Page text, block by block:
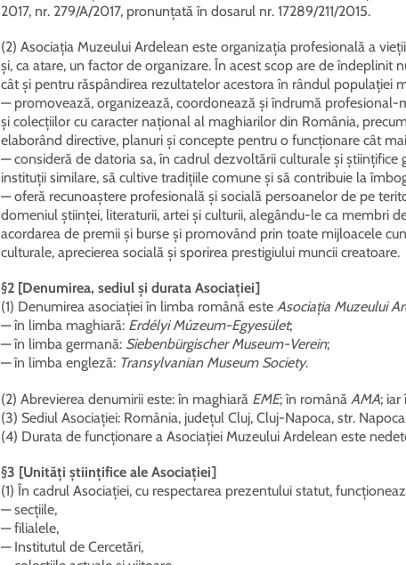
2017, nr. 279/A/2017, pronunțată în dosarul nr. 17289/211/2015.
(2) Asociația Muzeului Ardelean este organizația profesională a
și, ca atare, un factor de organizare. În acest scop are de îndeplinit
cât și pentru răspândirea rezultatelor acestora în rândul populației
— promovează, organizează, coordonează și îndrumă
și colecțiilor cu caracter național al maghiarilor din România,
elaborând directive, planuri și concepte pentru o funcționare cât
— consideră de datoria sa, în cadrul dezvoltării culturale și științifice
instituții similare, să cultive tradițiile comune și să contribuie la
— oferă recunoaștere profesională și socială persoanelor de pe
domeniul științei, literaturii, artei și culturii, alegându-le ca membri
acordarea de premii și burse și promovând prin toate mijloacele
culturale, aprecierea socială și sporirea prestigiului muncii creatoare.
§2 [Denumirea, sediul și durata Asociației]
(1) Denumirea asociației în limba română este Asociația Muzeului
— în limba maghiară: Erdélyi Múzeum-Egyesület;
— în limba germană: Siebenbürgischer Museum-Verein;
— în limba engleză: Transylvanian Museum Society.
(2) Abrevierea denumirii este: în maghiară EME; în română AMA; iar
(3) Sediul Asociației: România, județul Cluj, Cluj-Napoca, str.
(4) Durata de funcționare a Asociației Muzeului Ardelean este
§3 [Unități științifice ale Asociației]
(1) În cadrul Asociației, cu respectarea prezentului statut,
— secțiile,
— filialele,
— Institutul de Cercetări,